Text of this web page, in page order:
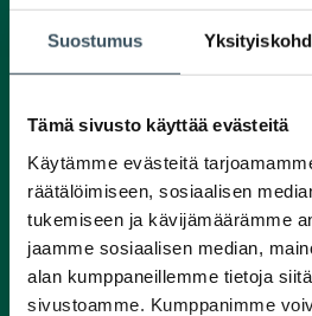
Suostumus
Tämä sivusto käyttää evästeitä
Käytämme evästeitä
räätälöimiseen, sosiaalisen
tukemiseen ja kävijämäärämme
jaamme sosiaalisen median,
alan kumppaneillemme tietoja
sivustoamme. Kumppanimme